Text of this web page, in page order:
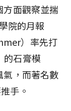
方面觀察並揣
院的月報
）率先打
的石膏模
氣，而著名數
手。